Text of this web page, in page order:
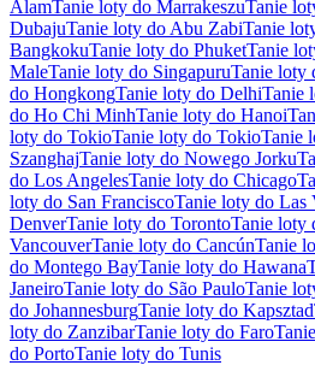
AlamTanie loty do MarrakeszuTanie
DubajuTanie loty do Abu ZabiTanie
BangkokuTanie loty do PhuketTanie
MaleTanie loty do SingapuruTanie loty
do HongkongTanie loty do DelhiTanie
do Ho Chi MinhTanie loty do Hanoi
loty do TokioTanie loty do TokioTanie
SzanghajTanie loty do Nowego Jorku
do Los AngelesTanie loty do Chicago
loty do San FranciscoTanie loty do Las
DenverTanie loty do TorontoTanie loty
VancouverTanie loty do CancúnTanie
do Montego BayTanie loty do Hawana
JaneiroTanie loty do São PauloTanie
do JohannesburgTanie loty do Kapsztad
loty do ZanzibarTanie loty do Faro
do PortoTanie loty do Tunis